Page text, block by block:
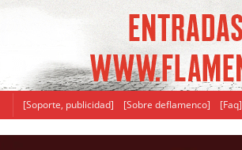
[Soporte, publicidad] [Sobre deflamenco] [Faq]